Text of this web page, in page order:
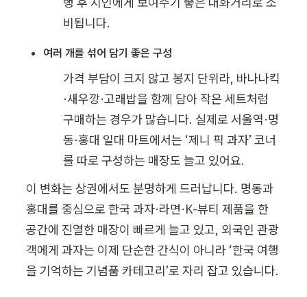
비됩니다.
여러 개를 섞어 담기 좋은 구성
가격 부담이 크지 않고 봉지 단위라, 바나나킥
·새우깡·고래밥을 함께 담아 작은 세트처럼
구매하는 경우가 많습니다. 실제로 서울역·명
동·홍대 일대 마트에서는 ‘제니 픽 과자’ 코너
를 따로 구성하는 매장도 늘고 있어요.
이 변화는 상권에서도 분명하게 드러납니다. 명동과
홍대를 중심으로 한국 과자·라면·K-뷰티 제품을 한
공간에 진열한 매장이 빠르게 늘고 있고, 외국인 관광
객에게 과자는 이제 단순한 간식이 아니라 ‘한국 여행
을 기억하는 기념품 카테고리’로 자리 잡고 있습니다.